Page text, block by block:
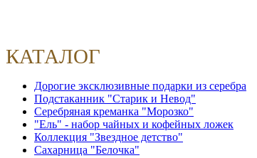
КАТАЛОГ
Дорогие эксклюзивные подарки из серебра
Подстаканник "Старик и Невод"
Серебряная креманка "Морозко"
"Ель" - набор чайных и кофейных ложек
Коллекция "Звездное детство"
Сахарница "Белочка"